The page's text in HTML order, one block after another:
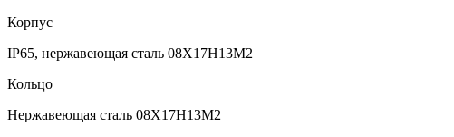
Корпус
IP65, нержавеющая сталь 08Х17Н13М2
Кольцо
Нержавеющая сталь 08Х17Н13М2